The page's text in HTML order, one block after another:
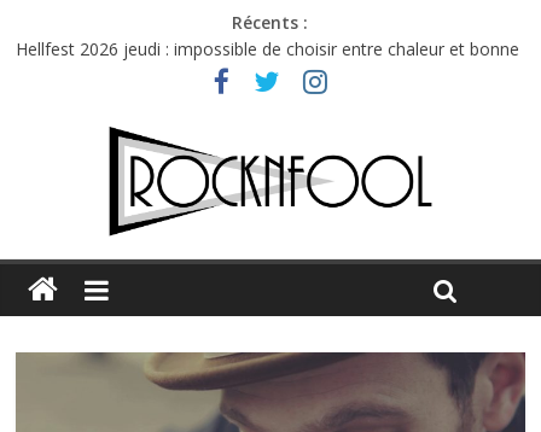
Récents :
Hellfest 2026 jeudi : impossible de choisir entre chaleur et bonne
Première édition du Midgard Festival : entre bière, métal et
Charlie Puth à l’Olympia : la leçon de pop du Professeur Puth
Festival Triptyque : un nouveau festival de musique indépendant
Hellfest 2026 vendredi : température et émotions en hausse